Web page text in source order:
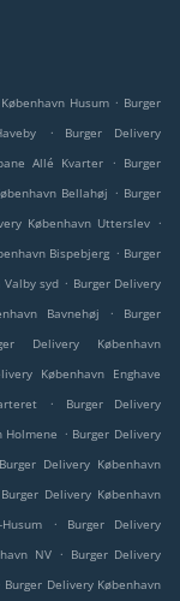
Husum . Burger
.
Burger Delivery
Allé Kvarter . Burger
Bellahøj . Burger
København Utterslev .
Bispebjerg . Burger
Valby syd . Burger Delivery
Bavnehøj .
Burger
Delivery København
København Enghave
.
Burger Delivery
Holmene . Burger Delivery
Burger Delivery København
Burger Delivery København
.
Burger Delivery
NV . Burger Delivery
Burger Delivery København